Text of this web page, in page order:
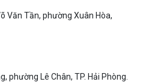
Văn Tần, phường Xuân Hòa,
phường Lê Chân, TP. Hải Phòng.